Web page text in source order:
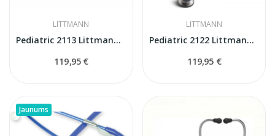
LITTMANN
Pediatric 2113 Littmann Classic II stetoskops
119,95 €
LITTMANN
Pediatric 2122 Littmann Classic II stetoskops
119,95 €
Jaunums